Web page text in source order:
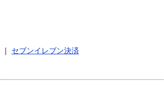
セブンイレブン決済